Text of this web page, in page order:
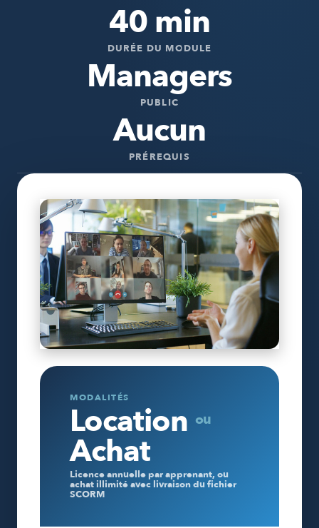
40 min
DURÉE DU MODULE
Managers
PUBLIC
Aucun
PRÉREQUIS
MODALITÉS
Location ou
Achat
Licence annuelle par apprenant, ou
achat illimité avec livraison du fichier
SCORM